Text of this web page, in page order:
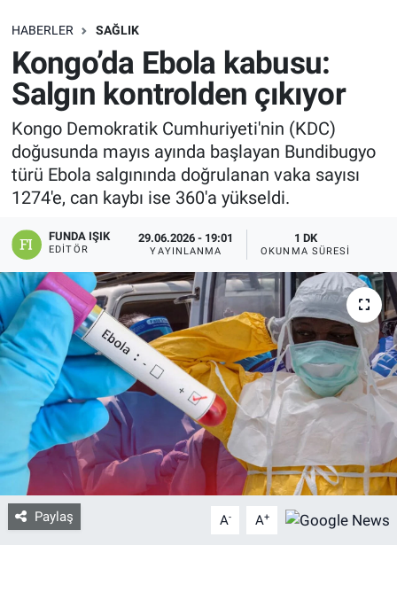
HABERLER SAĞLIK
Kongo’da Ebola kabusu:
Salgın kontrolden çıkıyor
Kongo Demokratik Cumhuriyeti'nin (KDC)
doğusunda mayıs ayında başlayan Bundibugyo
türü Ebola salgınında doğrulanan vaka sayısı
1274'e, can kaybı ise 360'a yükseldi.
FUNDA IŞIK
EDITÖR
29.06.2026 - 19:01
YAYINLANMA
1 DK
OKUNMA SÜRESI
Paylaş A- A+
SAĞLIK
EKONOMİ
EĞİTİM
ÖZEL HABER
ASTROLOJİ
MANŞET
RESMİ İLANLAR
İLAN
Bize ulaşın
İletişim/Künye
Yaşam